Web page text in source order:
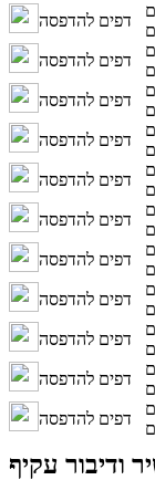
דפים להדפסה
דפים להדפסה
דפים להדפסה
דפים להדפסה
דפים להדפסה
דפים להדפסה
דפים להדפסה
דפים להדפסה
דפים להדפסה
דפים להדפסה
דפים להדפסה
ודיבור עקיף